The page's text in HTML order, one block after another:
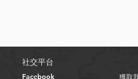
社交平台
Facebook 獲取